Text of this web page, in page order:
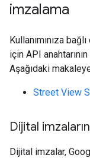
imzalama
Kullanımınıza
için API
Aşağıdaki
Street View
Dijital
Dijital imzalar,